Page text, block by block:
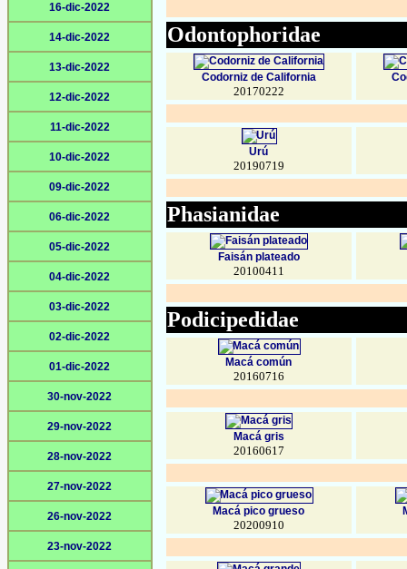
16-dic-2022
14-dic-2022
13-dic-2022
12-dic-2022
11-dic-2022
10-dic-2022
09-dic-2022
06-dic-2022
05-dic-2022
04-dic-2022
03-dic-2022
02-dic-2022
01-dic-2022
30-nov-2022
29-nov-2022
28-nov-2022
27-nov-2022
26-nov-2022
23-nov-2022
Odontophoridae
Codorniz de California
20170222
Urú
20190719
Phasianidae
Faisán plateado
20100411
Podicipedidae
Macá común
20160716
Macá gris
20160617
Macá pico grueso
20200910